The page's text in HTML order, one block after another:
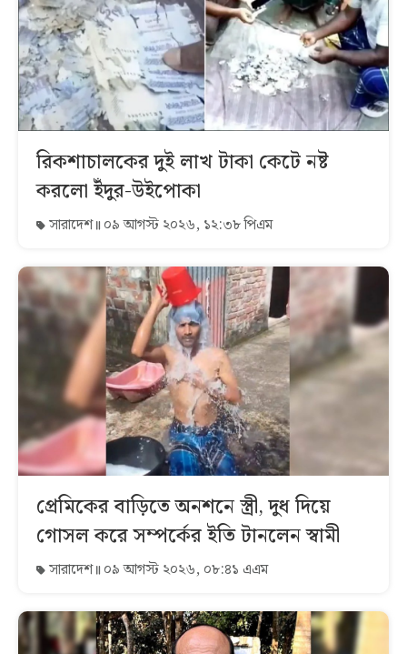
রিকশাচালকের দুই লাখ টাকা কেটে নষ্ট
করলো ইঁদুর-উইপোকা
সারাদেশ ০৯ আগস্ট ২০২৬, ১২:৩৮ পিএম
প্রেমিকের বাড়িতে অনশনে স্ত্রী, দুধ দিয়ে
গোসল করে সম্পর্কের ইতি টানলেন স্বামী
সারাদেশ ০৯ আগস্ট ২০২৬, ০৮:৪১ এএম